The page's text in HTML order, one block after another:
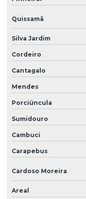
Quissamã
Silva Jardim
Cordeiro
Cantagalo
Mendes
Porciúncula
Sumidouro
Cambuci
Carapebus
Cardoso Moreira
Areal